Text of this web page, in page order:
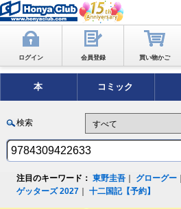
ログイン 会員登録 買い物かご
本 コミック
検索
注目のキーワード： 東野圭吾 グローグー
ゲッターズ 2027 ｜十二国記【予約】